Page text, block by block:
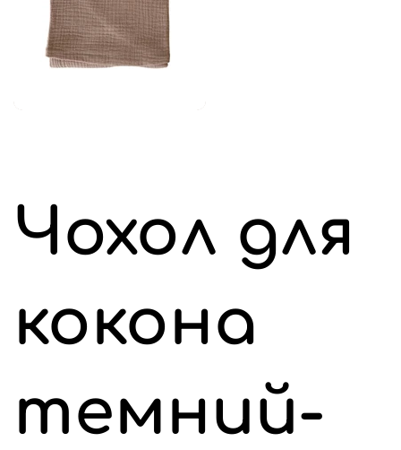
Чохол для
кокона
темний-